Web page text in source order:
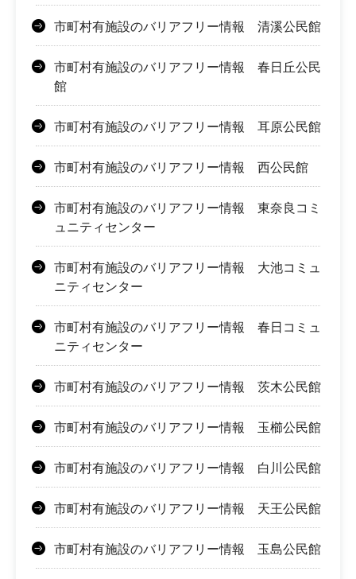
市町村有施設のバリアフリー情報 清溪公民館
市町村有施設のバリアフリー情報 春日丘公民
館
市町村有施設のバリアフリー情報 耳原公民館
市町村有施設のバリアフリー情報 西公民館
市町村有施設のバリアフリー情報 東奈良コミ
ュニティセンター
市町村有施設のバリアフリー情報 大池コミュ
ニティセンター
市町村有施設のバリアフリー情報 春日コミュ
ニティセンター
市町村有施設のバリアフリー情報 茨木公民館
市町村有施設のバリアフリー情報 玉櫛公民館
市町村有施設のバリアフリー情報 白川公民館
市町村有施設のバリアフリー情報 天王公民館
市町村有施設のバリアフリー情報 玉島公民館